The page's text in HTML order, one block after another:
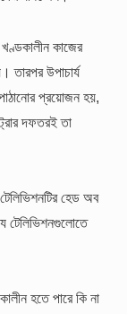
খণ্ডকালীন কাজের
তারপর উপাচার্য
প্রয়োজন হয়,
দফতরই তা
টেলিভিশনটির হেড অব
টেলিভিশনগুলোতে
হতে পারে কি না